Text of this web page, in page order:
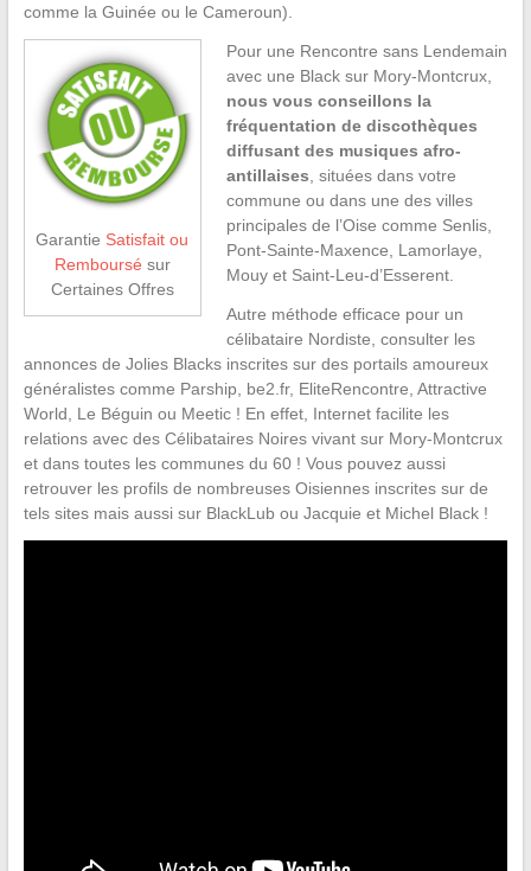
comme la Guinée ou le Cameroun).
Garantie Satisfait ou
Remboursé sur
Certaines Offres
Pour une Rencontre sans Lendemain
avec une Black sur Mory-Montcrux,
nous vous conseillons la
fréquentation de discothèques
diffusant des musiques afro-
antillaises , situées dans votre
commune ou dans une des villes
principales de l’Oise comme Senlis,
Pont-Sainte-Maxence, Lamorlaye,
Mouy et Saint-Leu-d’Esserent.
Autre méthode efficace pour un
célibataire Nordiste, consulter les
annonces de Jolies Blacks inscrites sur des portails amoureux
généralistes comme Parship, be2.fr, EliteRencontre, Attractive
World, Le Béguin ou Meetic ! En effet, Internet facilite les
relations avec des Célibataires Noires vivant sur Mory-Montcrux
et dans toutes les communes du 60 ! Vous pouvez aussi
retrouver les profils de nombreuses Oisiennes inscrites sur de
tels sites mais aussi sur BlackLub ou Jacquie et Michel Black !